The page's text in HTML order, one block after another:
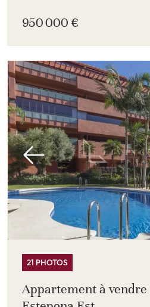
950 000 €
21 PHOTOS
Appartement à vendre